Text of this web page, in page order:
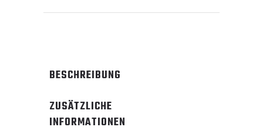
BESCHREIBUNG
ZUSÄTZLICHE
INFORMATIONEN